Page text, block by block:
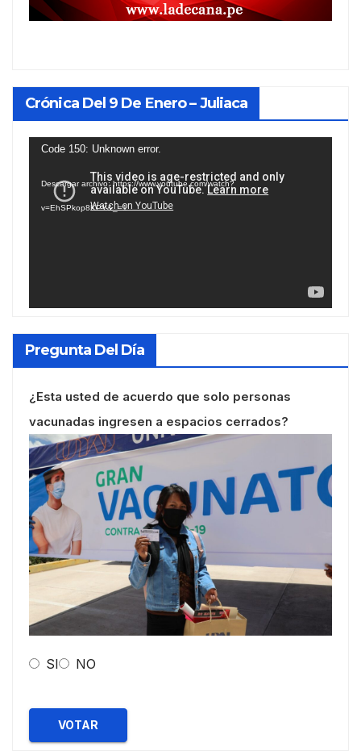
Crónica Del 9 De Enero – Juliaca
Reproductor
vídeo
Code 150: Unknown error.
Descargar archivo: https://www.youtube.com/watch?
v=EhSPkop8KPY&_=1
Pregunta Del Día
¿Esta usted de acuerdo que solo personas
vacunadas ingresen a espacios cerrados?
SI NO
VOTAR